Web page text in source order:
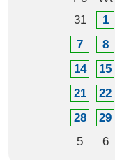
31
1
7
8
14
15
21
22
28
29
5
6